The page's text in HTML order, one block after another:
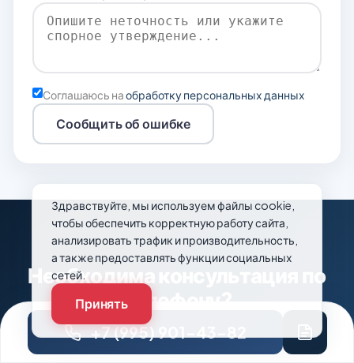
Соглашаюсь наобработку персональных данных
Сообщить об ошибке
Необходима консультация по
телефону?
Наши врачи ответят на любой интересующий
вопрос. Оставьте заявку и Вам перезвонят!
+7 (995) 901-43-82
Здравствуйте, мы используем файлы cookie,
чтобы обеспечить корректную работу сайта,
анализировать трафик и производительность,
а также предоставлять функции социальных
сетей.
Принять